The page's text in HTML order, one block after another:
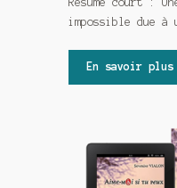
Résumé court :
impossible due à
En savoir plus